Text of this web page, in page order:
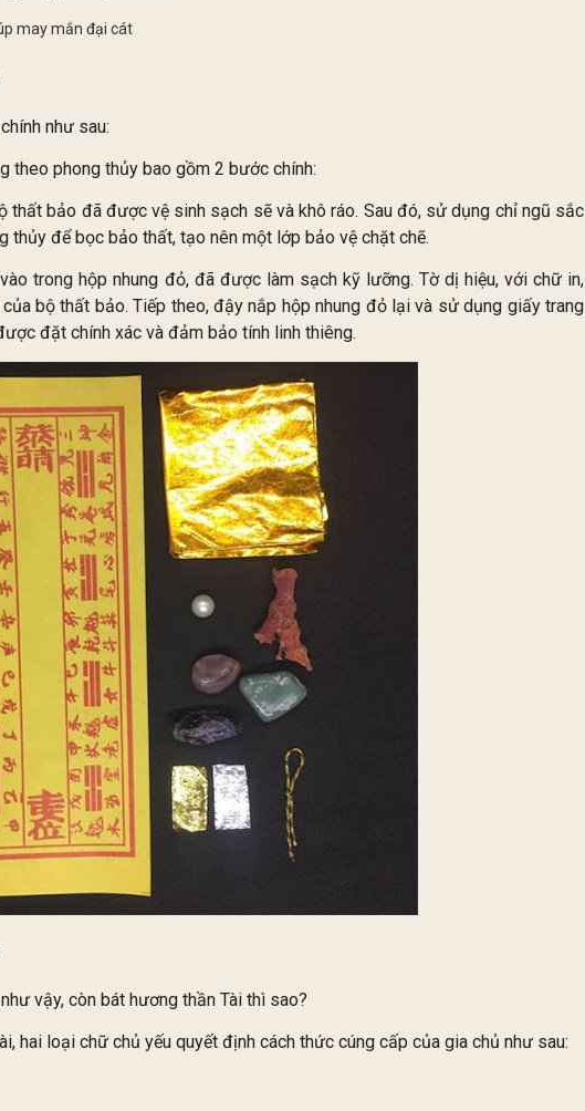
may mắn đại cát
như sau:
theo phong thủy bao gồm 2 bước chính:
thất bảo đã được vệ sinh sạch sẽ và khô ráo. Sau đó, sử dụng chỉ ngũ sắc
thủy để bọc bảo thất, tạo nên một lớp bảo vệ chặt chẽ.
trong hộp nhung đỏ, đã được làm sạch kỹ lưỡng. Tờ dị hiệu, với chữ in,
bộ thất bảo. Tiếp theo, đậy nắp hộp nhung đỏ lại và sử dụng giấy trang
đặt chính xác và đảm bảo tính linh thiêng.
vậy, còn bát hương thần Tài thì sao?
hai loại chữ chủ yếu quyết định cách thức cúng cấp của gia chủ như sau: